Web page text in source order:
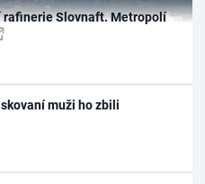
rafinerie Slovnaft. Metropolí
muži ho zbili